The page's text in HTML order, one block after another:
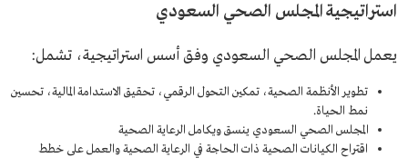
استراتيجية المجلس الصحي السعودي
يعمل المجلس الصحي السعودي وفق أسس استراتيجية، تشمل:
تطوير الأنظمة الصحية، تمكين التحول الرقمي، تحقيق الاستدامة المالية، تحسين
نمط الحياة.
المجلس الصحي السعودي ينسق ويكامل الرعاية الصحية
اقتراح الكيانات الصحية ذات الحاجة في الرعاية الصحية والعمل على خطط